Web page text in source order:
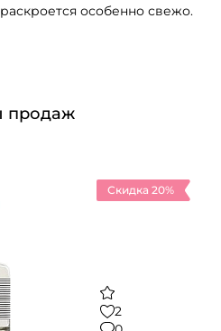
особенно свежо.
продаж
Скидка 20%
2